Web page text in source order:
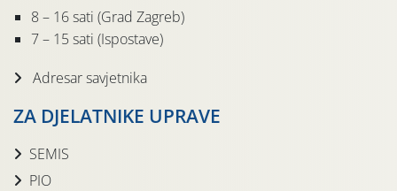
8 – 16 sati (Grad Zagreb)
7 – 15 sati (Ispostave)
Adresar savjetnika
ZA DJELATNIKE UPRAVE
SEMIS
PIO